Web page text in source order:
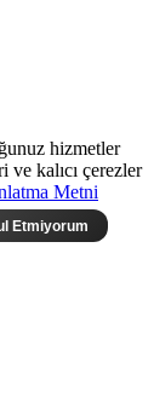
hizmetler
kalıcı çerezler
Metni
Etmiyorum